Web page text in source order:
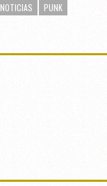
NOTICIAS
PUNK